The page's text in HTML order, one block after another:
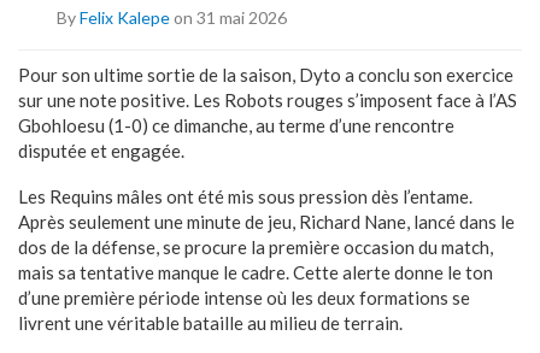
ByFelix Kalepeon 31 mai 2026
Pour son ultime sortie de la saison, Dyto a conclu son exercice
sur une note positive. Les Robots rouges s’imposent face à l’AS
Gbohloesu (1-0) ce dimanche, au terme d’une rencontre
disputée et engagée.
Les Requins mâles ont été mis sous pression dès l’entame.
Après seulement une minute de jeu, Richard Nane, lancé dans le
dos de la défense, se procure la première occasion du match,
mais sa tentative manque le cadre. Cette alerte donne le ton
d’une première période intense où les deux formations se
livrent une véritable bataille au milieu de terrain.